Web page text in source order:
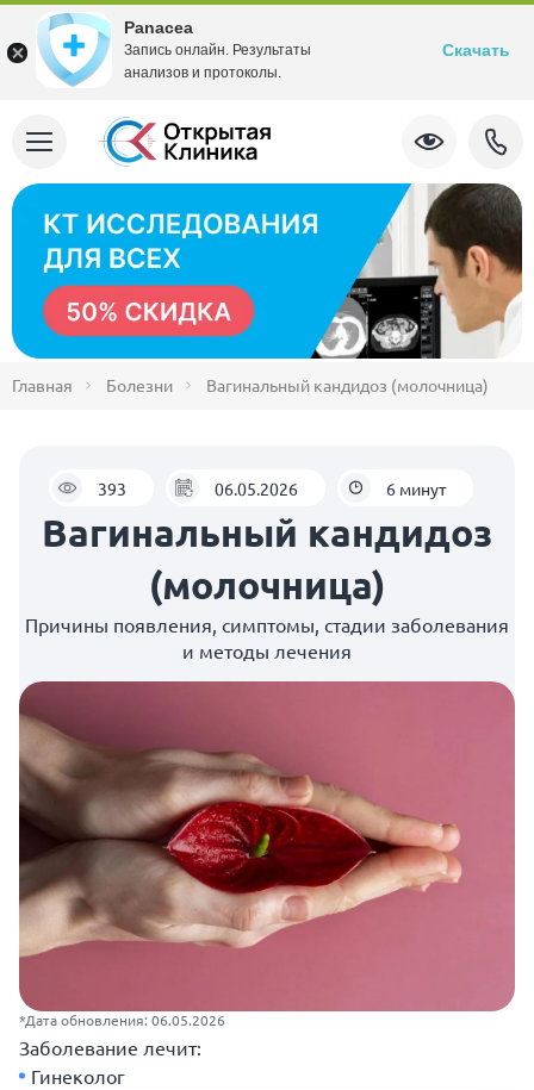
Главная Болезни Вагинальный кандидоз (молочница)
393 06.05.2026 6 минут
Вагинальный кандидоз
(молочница)
Причины появления, симптомы, стадии заболевания
и методы лечения
*Дата обновления: 06.05.2026
Заболевание лечит:
Гинеколог
Panacea
Запись онлайн. Результаты
анализов и протоколы.
Скачать